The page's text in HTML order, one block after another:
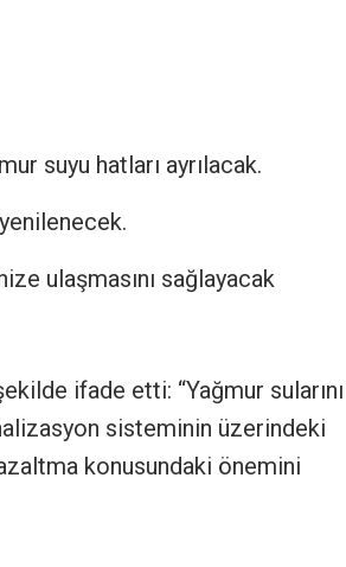
suyu hatları ayrılacak.
ulaşmasını sağlayacak
ifade etti: “Yağmur sularını
sisteminin üzerindeki
azaltma konusundaki önemini